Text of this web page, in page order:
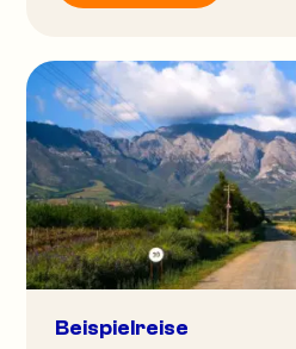
Beispielreise